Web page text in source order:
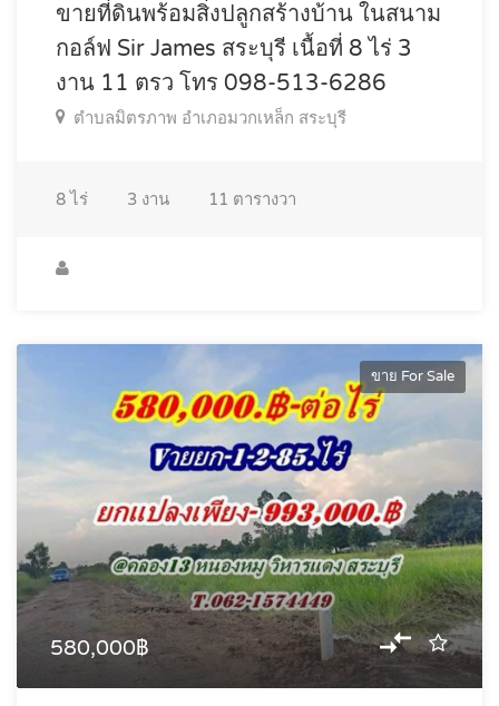
ขายที่ดินพร้อมสิ่งปลูกสร้างบ้าน ในสนาม
กอล์ฟ Sir James สระบุรี เนื้อที่ 8 ไร่ 3
งาน 11 ตรว โทร 098-513-6286
ตำบลมิตรภาพ อำเภอมวกเหล็ก สระบุรี
8ไร่ 3 งาน 11 ตารางวา
ขาย For Sale
580,000฿